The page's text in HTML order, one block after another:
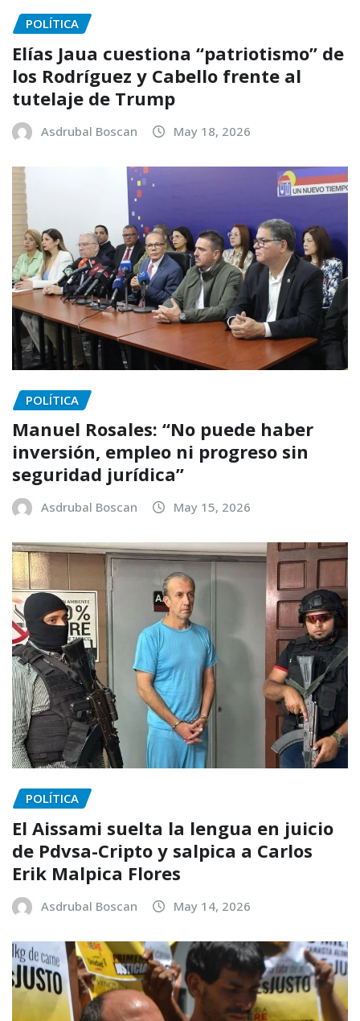
POLÍTICA
Elías Jaua cuestiona “patriotismo” de
los Rodríguez y Cabello frente al
tutelaje de Trump
Asdrubal Boscan May 18, 2026
POLÍTICA
Manuel Rosales: “No puede haber
inversión, empleo ni progreso sin
seguridad jurídica”
Asdrubal Boscan May 15, 2026
POLÍTICA
El Aissami suelta la lengua en juicio
de Pdvsa-Cripto y salpica a Carlos
Erik Malpica Flores
Asdrubal Boscan May 14, 2026